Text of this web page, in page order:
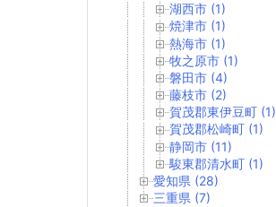
湖西市 (1)
焼津市 (1)
熱海市 (1)
牧之原市 (1)
磐田市 (4)
藤枝市 (2)
賀茂郡東伊豆町 (1)
賀茂郡松崎町 (1)
静岡市 (11)
駿東郡清水町 (1)
愛知県 (28)
三重県 (7)